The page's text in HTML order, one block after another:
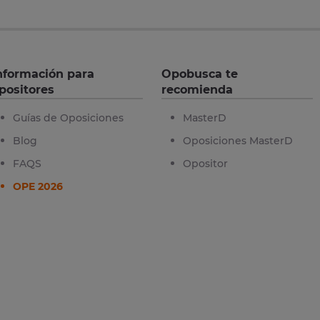
para
Guías de Oposiciones
Blog
FAQS
OPE 2026
Opobusca te
recomienda
MasterD
Oposiciones MasterD
Opositor